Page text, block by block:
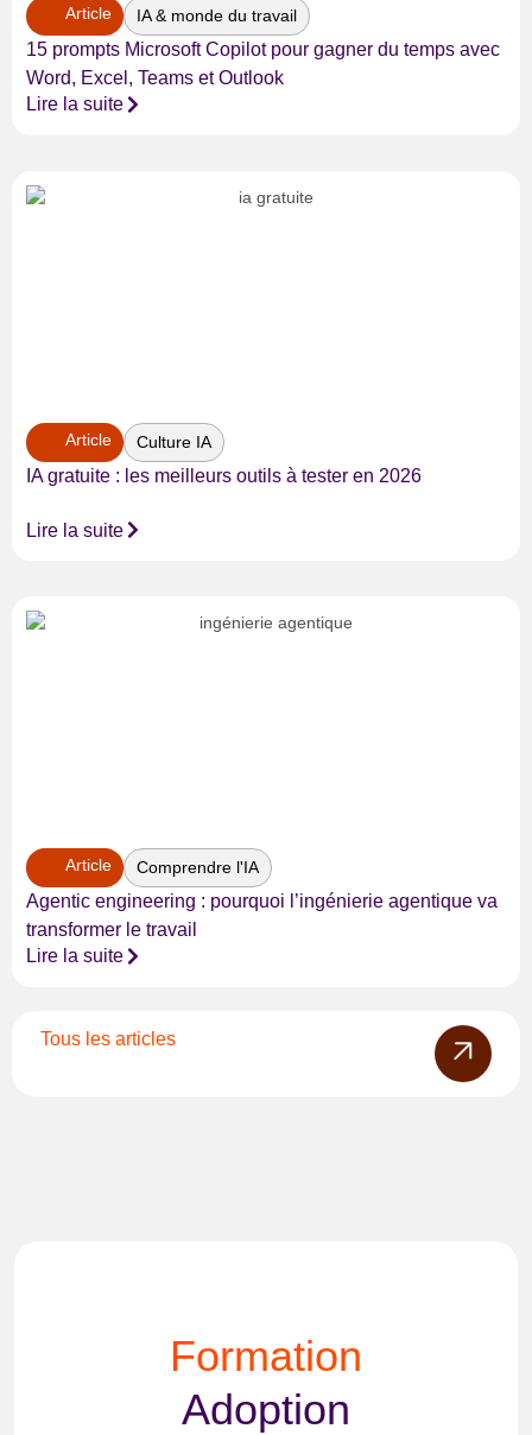
Article IA & monde du travail
15 prompts Microsoft Copilot pour gagner du temps avec
Word, Excel, Teams et Outlook
Lire la suite
Article Culture IA
IA gratuite : les meilleurs outils à tester en 2026
Lire la suite
Article Comprendre l'IA
Agentic engineering : pourquoi l’ingénierie agentique va
transformer le travail
Lire la suite
Tous les articles
Formation
Adoption